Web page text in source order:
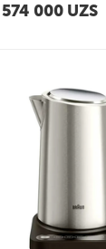
574 000 UZS